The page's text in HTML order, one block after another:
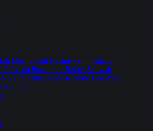
Meshuggah Nashuvvah – Rhaud
Filho da Puta – por Rafael Schwab
pra trabalhar – por Ricardo GosWod
Andrade